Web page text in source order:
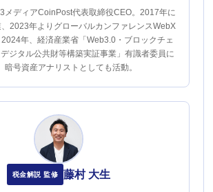
メディアCoinPost代表取締役CEO。2017年に
2023年よりグローバルカンファレンスWebX
年、経済産業省「Web3.0・ブロックチェ
ジタル公共財等構築実証事業」有識者委員に
暗号資産アナリストとしても活動。
税金解説 監修 藤村 大生